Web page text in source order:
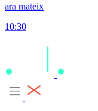
ara mateix
10:30